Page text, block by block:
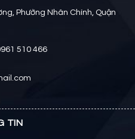
Phường Nhân Chính, Quận
510 466
TIN